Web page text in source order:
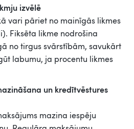
izvēlē
vari pāriet no mainīgās likmes
Fiksēta likme nodrošina
no tirgus svārstībām, savukārt
labumu, ja procentu likmes
un kredītvēstures
mazina iespēju